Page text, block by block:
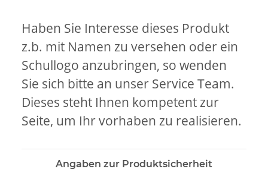
Haben Sie Interesse dieses Produkt
z.b. mit Namen zu versehen oder ein
Schullogo anzubringen, so wenden
Sie sich bitte an unser Service Team.
Dieses steht Ihnen kompetent zur
Seite, um Ihr vorhaben zu realisieren.
Angaben zur Produktsicherheit